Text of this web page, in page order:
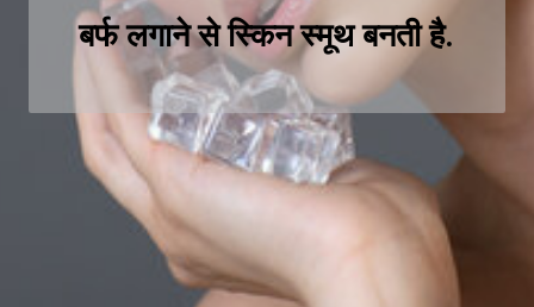
बर्फ लगाने से स्किन स्मूथ बनती है.